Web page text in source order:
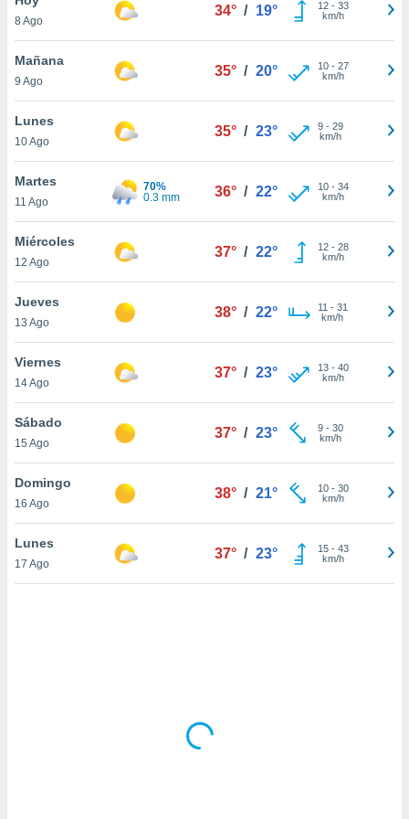
en
más
nuestra
de
cookies
aceptar
En
de que
el sitio
se
8 Ago
34° / 19° 12- 33
km/h
Mañana
9 Ago
35° / 20° 10- 27
km/h
Lunes
10 Ago
35° / 23° 9- 29
km/h
Martes
11 Ago
70%
0.3 mm
36° / 22° 10- 34
km/h
Miércoles
12 Ago
37° / 22° 12- 28
km/h
Jueves
13 Ago
38° / 22° 11 - 31
km/h
Viernes
14 Ago
37° / 23° 13- 40
km/h
Sábado
15 Ago
37° / 23° 9- 30
km/h
Domingo
16 Ago
38° / 21° 10- 30
km/h
Lunes
17 Ago
37° / 23° 15- 43
km/h